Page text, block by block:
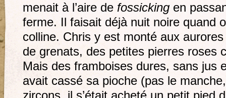
menait à l’aire de fossicking en
ferme. Il faisait déjà nuit noire quand
colline. Chris y est monté aux
de grenats, des petites pierres roses
Mais des framboises dures, sans jus
avait cassé sa pioche (pas le